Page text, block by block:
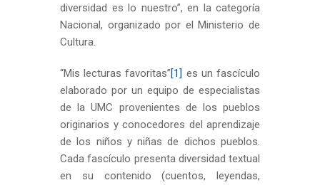
diversidad es lo nuestro”, en la categoría
Nacional, organizado por el Ministerio de
Cultura.
“Mis lecturas favoritas”[1] es un fascículo
elaborado por un equipo de especialistas
de la UMC provenientes de los pueblos
originarios y conocedores del aprendizaje
de los niños y niñas de dichos pueblos.
Cada fascículo presenta diversidad textual
en su contenido (cuentos, leyendas,